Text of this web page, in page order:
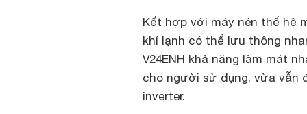
Kết hợp với máy nén thế hệ
khí lạnh có thể lưu thông
V24ENH khả năng làm mát
cho người sử dụng, vừa vẫn
inverter.